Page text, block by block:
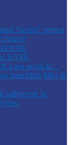
Nostru” pentru
Cititorul
Fără
La noi acasă la…
lumeMini-Miss &
Portrete în
Video